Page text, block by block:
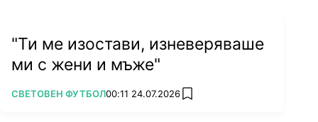
"Ти ме изостави, изневеряваше
ми с жени и мъже"
ПОВЕЧЕ ОТ
СВЕТОВЕН ФУТБОЛ00:11 24.07.2026 add favorites